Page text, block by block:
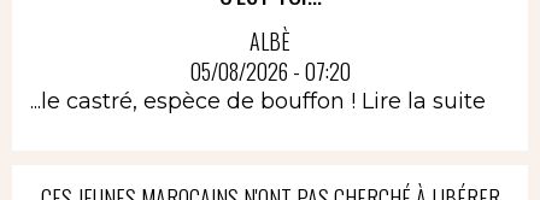
ALBÈ
05/08/2026 - 07:20
...le castré, espèce de bouffon ! Lire la suite